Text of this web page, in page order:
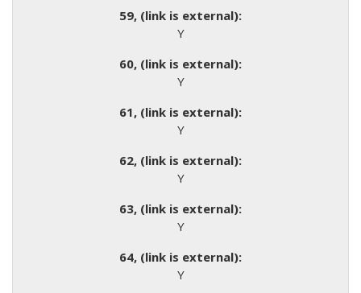
Y
Y
Y
Y
Y
Y